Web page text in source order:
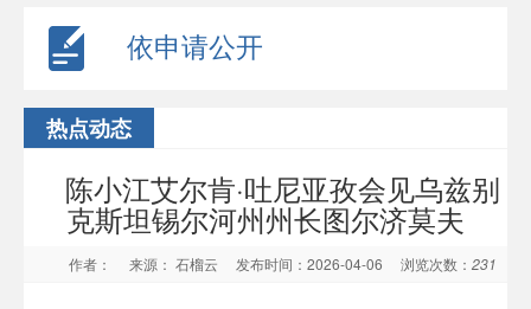
依申请公开
热点动态
陈小江艾尔肯·吐尼亚孜会见乌兹别
克斯坦锡尔河州州长图尔济莫夫
作者： 来源： 石榴云 发布时间：2026-04-06 浏览次数： 231